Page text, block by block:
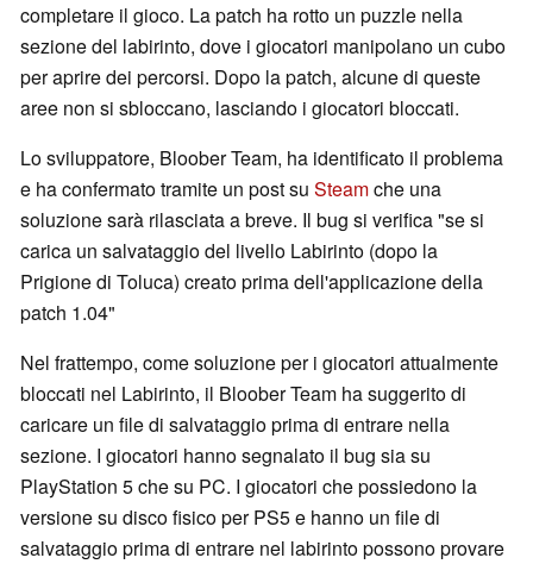
completare il gioco. La patch ha rotto un puzzle nella
sezione del labirinto, dove i giocatori manipolano un cubo
per aprire dei percorsi. Dopo la patch, alcune di queste
aree non si sbloccano, lasciando i giocatori bloccati.
Lo sviluppatore, Bloober Team, ha identificato il problema
e ha confermato tramite un post su Steamche una
soluzione sarà rilasciata a breve. Il bug si verifica "se si
carica un salvataggio del livello Labirinto (dopo la
Prigione di Toluca) creato prima dell'applicazione della
patch 1.04"
Nel frattempo, come soluzione per i giocatori attualmente
bloccati nel Labirinto, il Bloober Team ha suggerito di
caricare un file di salvataggio prima di entrare nella
sezione. I giocatori hanno segnalato il bug sia su
PlayStation 5 che su PC. I giocatori che possiedono la
versione su disco fisico per PS5 e hanno un file di
salvataggio prima di entrare nel labirinto possono provare